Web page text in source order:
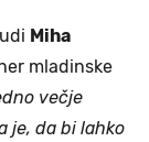
Miha
mladinske
večje
je, da bi lahko